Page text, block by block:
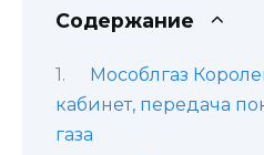
Содержание
Мособлгаз
кабинет, передача
газа